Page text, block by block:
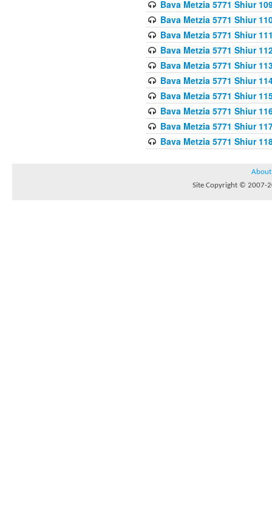
Bava Metzia 5771 Shiur
Bava Metzia 5771 Shiur
Bava Metzia 5771 Shiur
Bava Metzia 5771 Shiur
Bava Metzia 5771 Shiur
Bava Metzia 5771 Shiur
Bava Metzia 5771 Shiur
Bava Metzia 5771 Shiur
Bava Metzia 5771 Shiur
Bava Metzia 5771 Shiur
About
Site Copyright © 2007-